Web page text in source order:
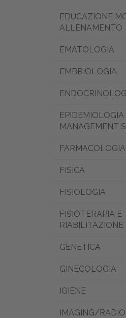
EDUCAZIONE
ALLENAMENTO
EMATOLOGIA
EMBRIOLOGIA
EPIDEMIOLOGIA
MANAGEMENT
FARMACOLOGIA
FISICA
FISIOLOGIA
FISIOTERAPIA E
RIABILITAZIONE
GENETICA
GINECOLOGIA
IGIENE
IMAGING/